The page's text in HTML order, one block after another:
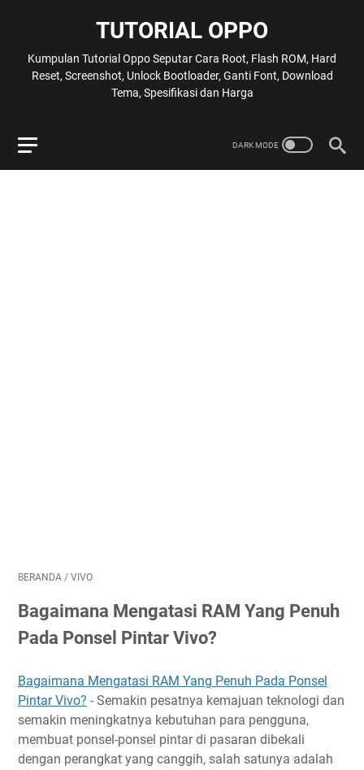
TUTORIAL OPPO
Kumpulan Tutorial Oppo Seputar Cara Root, Flash ROM, Hard
Reset, Screenshot, Unlock Bootloader, Ganti Font, Download
Tema, Spesifikasi dan Harga
BERANDA / VIVO
Bagaimana Mengatasi RAM Yang Penuh
Pada Ponsel Pintar Vivo?
Bagaimana Mengatasi RAM Yang Penuh Pada Ponsel
Pintar Vivo? - Semakin pesatnya kemajuan teknologi dan
semakin meningkatnya kebutuhan para pengguna,
membuat ponsel-ponsel pintar di pasaran dibekali
dengan perangkat yang canggih, salah satunya adalah